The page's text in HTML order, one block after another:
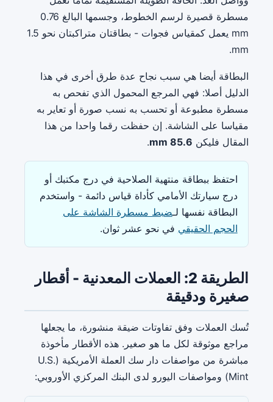
مسطرة قصيرة لرسم الخطوط، وجسمها البالغ 0.76
mm يعمل كمقياس فجوات - بطاقتان متراكبتان نحو 1.5
mm.
البطاقة أيضا هي سبب نجاح عدة طرق أخرى في هذا
الدليل أصلا: فهي المرجع المحمول الذي تفحص به
مسطرة مطبوعة أو تحسب به نسب صورة أو تعاير به
مقياسا على الشاشة. إن حفظت رقما واحدا من هذا
المقال فليكن 85.6 mm
.
احتفظ ببطاقة منتهية الصلاحية في درج مكتبك أو
درج سيارتك الأمامي كأداة قياس دائمة - واستخدم
البطاقة نفسها لـضبط مسطرة الشاشة على
الحجم الحقيقي في نحو عشر ثوان.
الطريقة 2: العملات المعدنية - أقطار
صغيرة ودقيقة
تُسك العملات وفق تفاوتات ضيقة منشورة، ما يجعلها
مراجع موثوقة لكل ما هو صغير. هذه الأقطار مأخوذة
مباشرة من مواصفات دار سك العملة الأمريكية (U.S.
Mint) ومواصفات اليورو لدى البنك المركزي الأوروبي: